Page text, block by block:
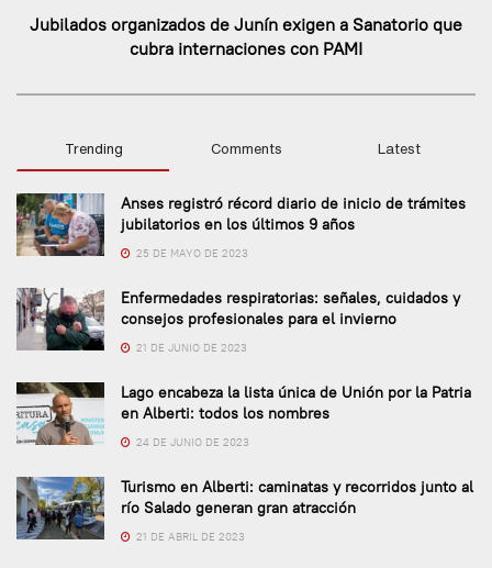
Jubilados organizados de Junín exigen a Sanatorio que
cubra internaciones con PAMI
Trending Comments Latest
Anses registró récord diario de inicio de trámites
jubilatorios en los últimos 9 años
25 DE MAYO DE 2023
Enfermedades respiratorias: señales, cuidados y
consejos profesionales para el invierno
21 DE JUNIO DE 2023
Lago encabeza la lista única de Unión por la Patria
en Alberti: todos los nombres
24 DE JUNIO DE 2023
Turismo en Alberti: caminatas y recorridos junto al
río Salado generan gran atracción
21 DE ABRIL DE 2023